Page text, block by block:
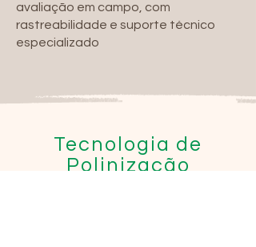
avaliação em campo, com
rastreabilidade e suporte técnico
especializado
Tecnologia de
Polinização